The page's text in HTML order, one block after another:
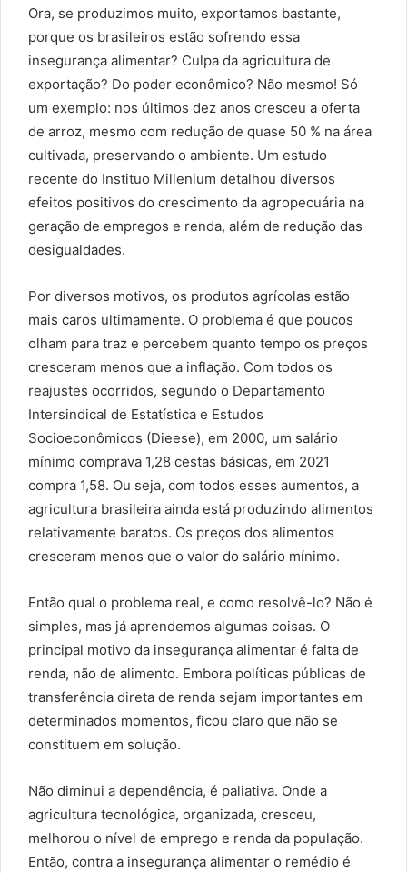
Ora, se produzimos muito, exportamos bastante,
porque os brasileiros estão sofrendo essa
insegurança alimentar? Culpa da agricultura de
exportação? Do poder econômico? Não mesmo! Só
um exemplo: nos últimos dez anos cresceu a oferta
de arroz, mesmo com redução de quase 50 % na área
cultivada, preservando o ambiente. Um estudo
recente do Instituo Millenium detalhou diversos
efeitos positivos do crescimento da agropecuária na
geração de empregos e renda, além de redução das
desigualdades.
Por diversos motivos, os produtos agrícolas estão
mais caros ultimamente. O problema é que poucos
olham para traz e percebem quanto tempo os preços
cresceram menos que a inflação. Com todos os
reajustes ocorridos, segundo o Departamento
Intersindical de Estatística e Estudos
Socioeconômicos (Dieese), em 2000, um salário
mínimo comprava 1,28 cestas básicas, em 2021
compra 1,58. Ou seja, com todos esses aumentos, a
agricultura brasileira ainda está produzindo alimentos
relativamente baratos. Os preços dos alimentos
cresceram menos que o valor do salário mínimo.
Então qual o problema real, e como resolvê-lo? Não é
simples, mas já aprendemos algumas coisas. O
principal motivo da insegurança alimentar é falta de
renda, não de alimento. Embora políticas públicas de
transferência direta de renda sejam importantes em
determinados momentos, ficou claro que não se
constituem em solução.
Não diminui a dependência, é paliativa. Onde a
agricultura tecnológica, organizada, cresceu,
melhorou o nível de emprego e renda da população.
Então, contra a insegurança alimentar o remédio é